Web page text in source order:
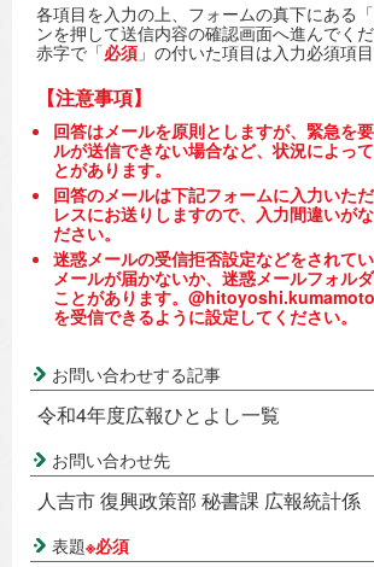
各項目を入力の上、フォームの真下にある
ンを押して送信内容の確認画面へ進んでくだ
赤字で「必須 」の付いた項目は入力必須項目
【注意事項】
回答はメールを原則としますが、緊急を
ルが送信できない場合など、状況によっ
とがあります。
回答のメールは下記フォームに入力いた
レスにお送りしますので、入力間違いが
ださい。
迷惑メールの受信拒否設定などをされて
メールが届かないか、迷惑メールフォル
ことがあります。
を受信できるように設定してください。
お問い合わせする記事
令和4年度広報ひとよし一覧
お問い合わせ先
人吉市 復興政策部 秘書課 広報統計係
表題※必須